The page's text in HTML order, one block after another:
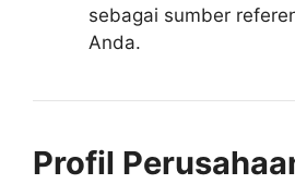
sebagai sumber
Anda.
Profil